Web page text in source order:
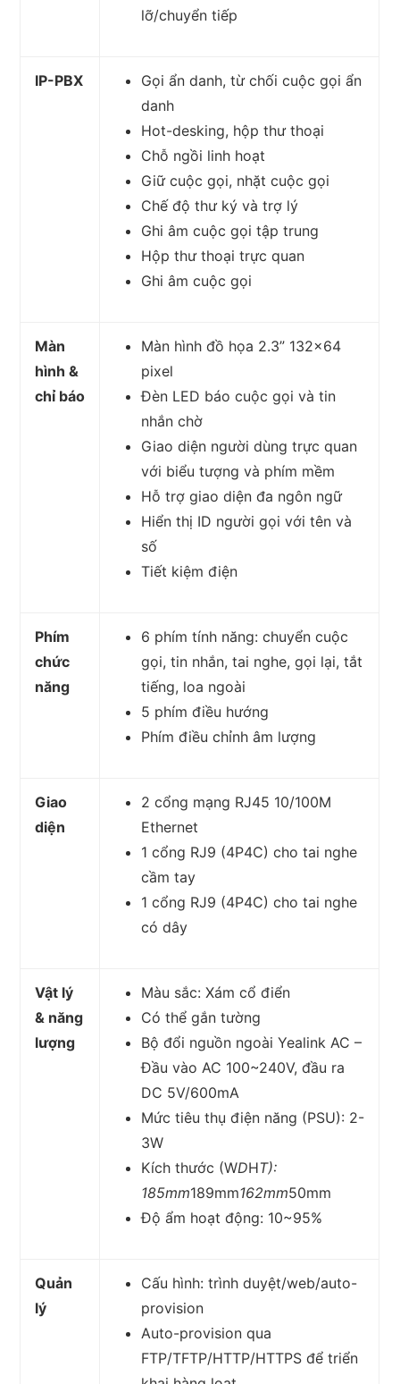
lỡ/chuyển tiếp
IP-PBX
Gọi ẩn danh, từ chối cuộc gọi ẩn
danh
Hot-desking, hộp thư thoại
Chỗ ngồi linh hoạt
Giữ cuộc gọi, nhặt cuộc gọi
Chế độ thư ký và trợ lý
Ghi âm cuộc gọi tập trung
Hộp thư thoại trực quan
Ghi âm cuộc gọi
Màn
hình &
chỉ báo
Màn hình đồ họa 2.3” 132×64
pixel
Đèn LED báo cuộc gọi và tin
nhắn chờ
Giao diện người dùng trực quan
với biểu tượng và phím mềm
Hỗ trợ giao diện đa ngôn ngữ
Hiển thị ID người gọi với tên và
số
Tiết kiệm điện
Phím
chức
năng
6 phím tính năng: chuyển cuộc
gọi, tin nhắn, tai nghe, gọi lại, tắt
tiếng, loa ngoài
5 phím điều hướng
Phím điều chỉnh âm lượng
Giao
diện
2 cổng mạng RJ45 10/100M
Ethernet
1 cổng RJ9 (4P4C) cho tai nghe
cầm tay
1 cổng RJ9 (4P4C) cho tai nghe
có dây
Vật lý
& năng
lượng
Màu sắc: Xám cổ điển
Có thể gắn tường
Bộ đổi nguồn ngoài Yealink AC –
Đầu vào AC 100~240V, đầu ra
DC 5V/600mA
Mức tiêu thụ điện năng (PSU): 2-
3W
Kích thước (WDHT):
185mm189mm162mm50mm
Độ ẩm hoạt động: 10~95%
Quản
lý
Cấu hình: trình duyệt/web/auto-
provision
Auto-provision qua
FTP/TFTP/HTTP/HTTPS để triển